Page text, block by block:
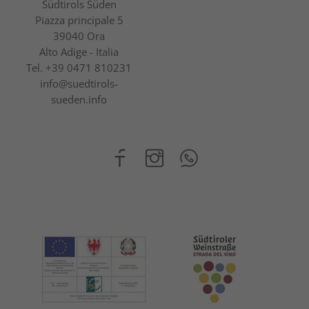
Südtirols Süden
Piazza principale 5
39040 Ora
Alto Adige - Italia
Tel. +39 0471 810231
info@suedtirols-
sueden.info